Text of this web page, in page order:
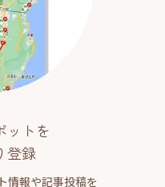
ットを
登録
情報や記事投稿を